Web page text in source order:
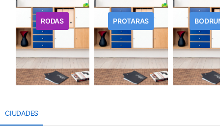
RODAS PROTARAS
CIUDADES